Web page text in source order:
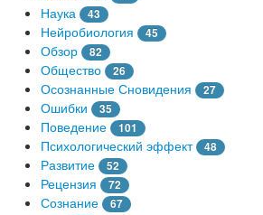
Наука 43
Нейробиология 45
Обзор 82
Общество 26
Осознанные Сновидения 27
Ошибки 35
Поведение 101
Психологический эффект 48
Развитие 52
Рецензия 72
Сознание 67